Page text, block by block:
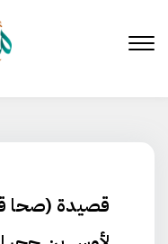
المحتوى
قصيدة (صحا